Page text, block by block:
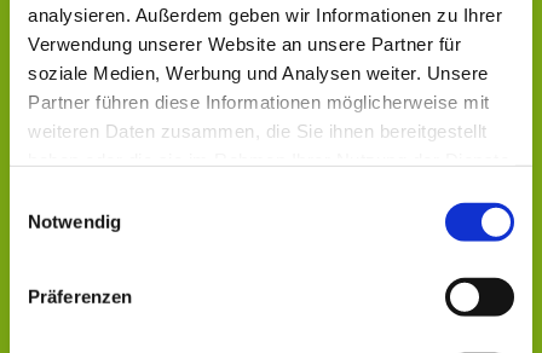
analysieren. Außerdem geben wir Informationen zu Ihrer
Verwendung unserer Website an unsere Partner für
soziale Medien, Werbung und Analysen weiter. Unsere
Partner führen diese Informationen möglicherweise mit
weiteren Daten zusammen, die Sie ihnen bereitgestellt
Notwendig
Präferenzen
Dies könnte Sie auch